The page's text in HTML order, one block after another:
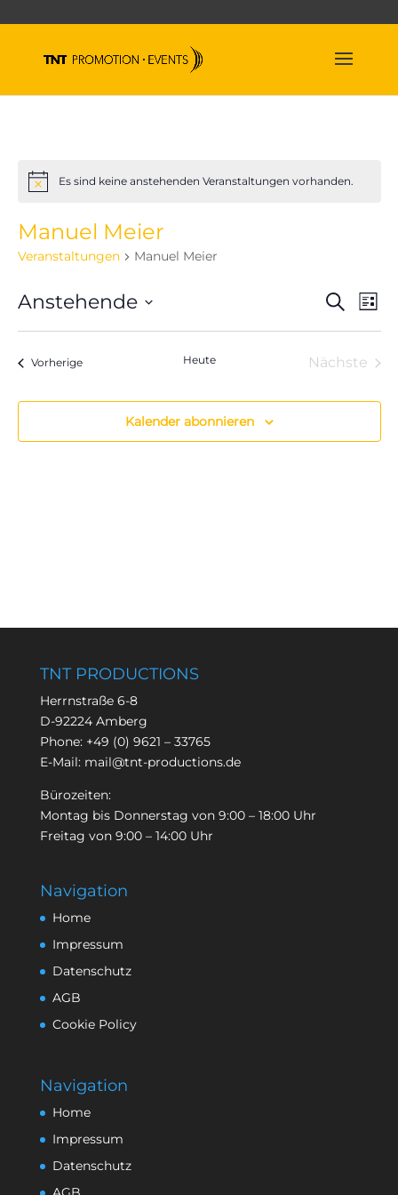
HinweisEs sind keine anstehenden Veranstaltungen vorhanden.
Manuel Meier
Veranstaltungen Manuel Meier
Suche
Liste
Anstehende
VorherigeVeranstaltungen Heute
Nächste
Kalender abonnieren
TNT PRODUCTIONS
Herrnstraße 6-8
D-92224 Amberg
Phone: +49 (0) 9621 – 33765
E-Mail: mail@tnt-productions.de
Bürozeiten:
Montag bis Donnerstag von 9:00 – 18:00 Uhr
Freitag von 9:00 – 14:00 Uhr
Navigation
Home
Impressum
Datenschutz
AGB
Cookie Policy
Navigation
Home
Impressum
Datenschutz